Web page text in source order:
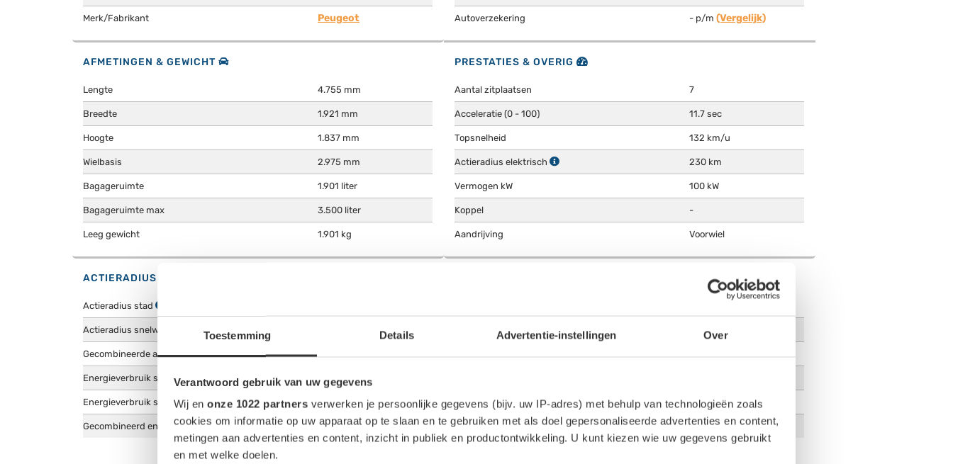
Toestemming Details Advertentie-instellingen Over
Verantwoord gebruik van uw gegevens
Wij en onze 1022 partners verwerken je persoonlijke gegevens (bijv. uw IP-adres) met behulp van technologieën zoals
cookies om informatie op uw apparaat op te slaan en te gebruiken met als doel gepersonaliseerde advertenties en content,
metingen aan advertenties en content, inzicht in publiek en productontwikkeling. U kunt kiezen wie uw gegevens gebruikt
en met welke doelen.
Merk/Fabrikant Peugeot
AFMETINGEN & GEWICHT
Lengte 4.755 mm
Breedte 1.921 mm
Hoogte 1.837 mm
Wielbasis 2.975 mm
Bagageruimte 1.901 liter
Bagageruimte max 3.500 liter
Leeg gewicht 1.901 kg
ACTIERADIUS & ENERGIEVERBRUIK WINTER
Actieradius stad
Actieradius snelweg
Gecombineerde actieradius
Energieverbruik stad 20.8 kWh/100km
Energieverbruik snelweg 31.3 kWh/100km
Gecombineerd energieverbruik 25 kWh/100km
Autoverzekering - p/m (Vergelijk)
PRESTATIES & OVERIG
Aantal zitplaatsen 7
Acceleratie (0 - 100) 11.7 sec
Topsnelheid 132 km/u
Actieradius elektrisch 230 km
Vermogen kW 100 kW
Koppel -
Aandrijving Voorwiel
Actieradius snelweg 200 km
Energieverbruik snelweg 25 kWh/100km
Gecombineerd energieverbruik 19.2 kWh/100km